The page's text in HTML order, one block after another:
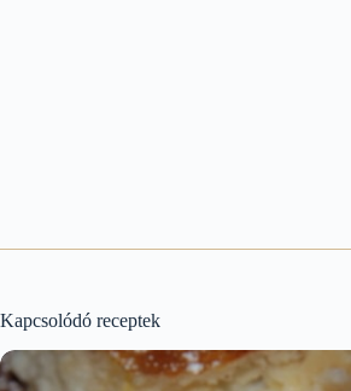
Kapcsolódó receptek